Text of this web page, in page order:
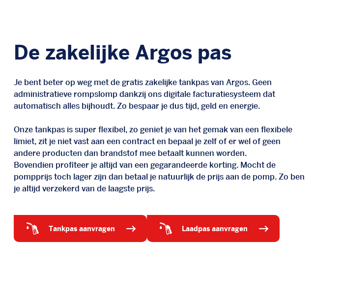
De zakelijke Argos pas
Je bent beter op weg met de gratis zakelijke tankpas van Argos. Geen
administratieve rompslomp dankzij ons digitale facturatiesysteem dat
automatisch alles bijhoudt. Zo bespaar je dus tijd, geld en energie.
Onze tankpas is super flexibel, zo geniet je van het gemak van een flexibele
limiet, zit je niet vast aan een contract en bepaal je zelf of er wel of geen
andere producten dan brandstof mee betaalt kunnen worden.
Bovendien profiteer je altijd van een gegarandeerde korting. Mocht de
pompprijs toch lager zijn dan betaal je natuurlijk de prijs aan de pomp. Zo ben
je altijd verzekerd van de laagste prijs.
tankpas aanvragen laadpas aanvragen